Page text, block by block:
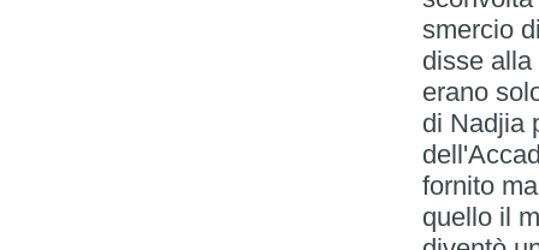
smercio
disse
erano
di Nadjia
fornito
quello il